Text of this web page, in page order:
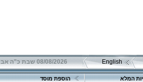
English 08/08/2026 שבת כ"ה אב תשפ"ו
המלא הוספת מוסד